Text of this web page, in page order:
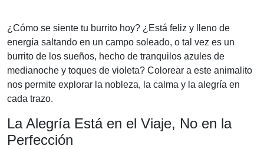
¿Cómo se siente tu burrito hoy? ¿Está feliz y lleno de
energía saltando en un campo soleado, o tal vez es un
burrito de los sueños, hecho de tranquilos azules de
medianoche y toques de violeta? Colorear a este animalito
nos permite explorar la nobleza, la calma y la alegría en
cada trazo.
La Alegría Está en el Viaje, No en la
Perfección